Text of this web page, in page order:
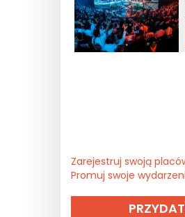
Zarejestruj swoją
Promuj swoje